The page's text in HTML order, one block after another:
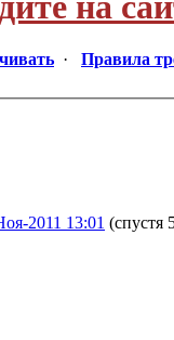
· Правила
2011 13:01 (спустя